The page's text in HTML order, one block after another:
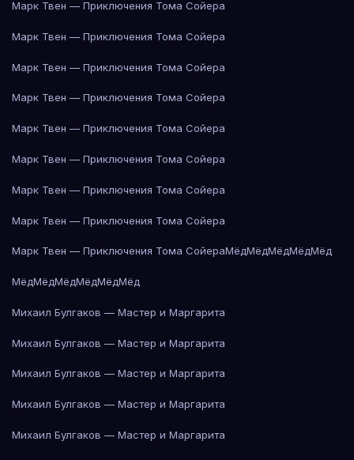
Марк Твен — Приключения Тома Сойера
Марк Твен — Приключения Тома Сойера
Марк Твен — Приключения Тома Сойера
Марк Твен — Приключения Тома Сойера
Марк Твен — Приключения Тома Сойера
Марк Твен — Приключения Тома Сойера
Марк Твен — Приключения Тома Сойера
Марк Твен — Приключения Тома Сойера
Марк Твен — Приключения Тома СойераМёдМёдМёдМёдМёд
МёдМёдМёдМёдМёдМёд
Михаил Булгаков — Мастер и Маргарита
Михаил Булгаков — Мастер и Маргарита
Михаил Булгаков — Мастер и Маргарита
Михаил Булгаков — Мастер и Маргарита
Михаил Булгаков — Мастер и Маргарита